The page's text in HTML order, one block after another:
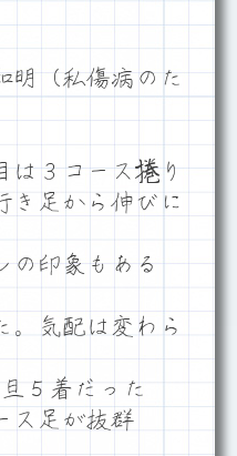
明（私傷病のた
は３コース捲り
き足から伸びに
印象もある
。気配は変わら
５着だった
ス足が抜群